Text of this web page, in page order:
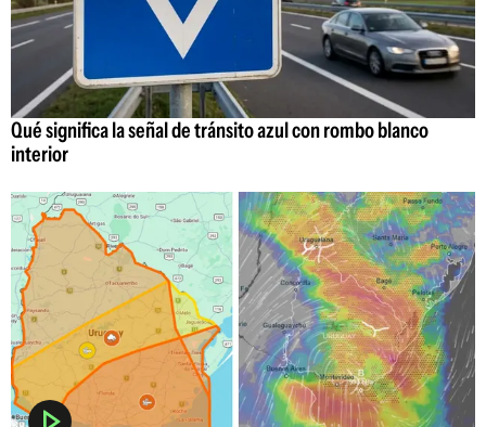
Qué significa la señal de tránsito azul con rombo blanco
interior